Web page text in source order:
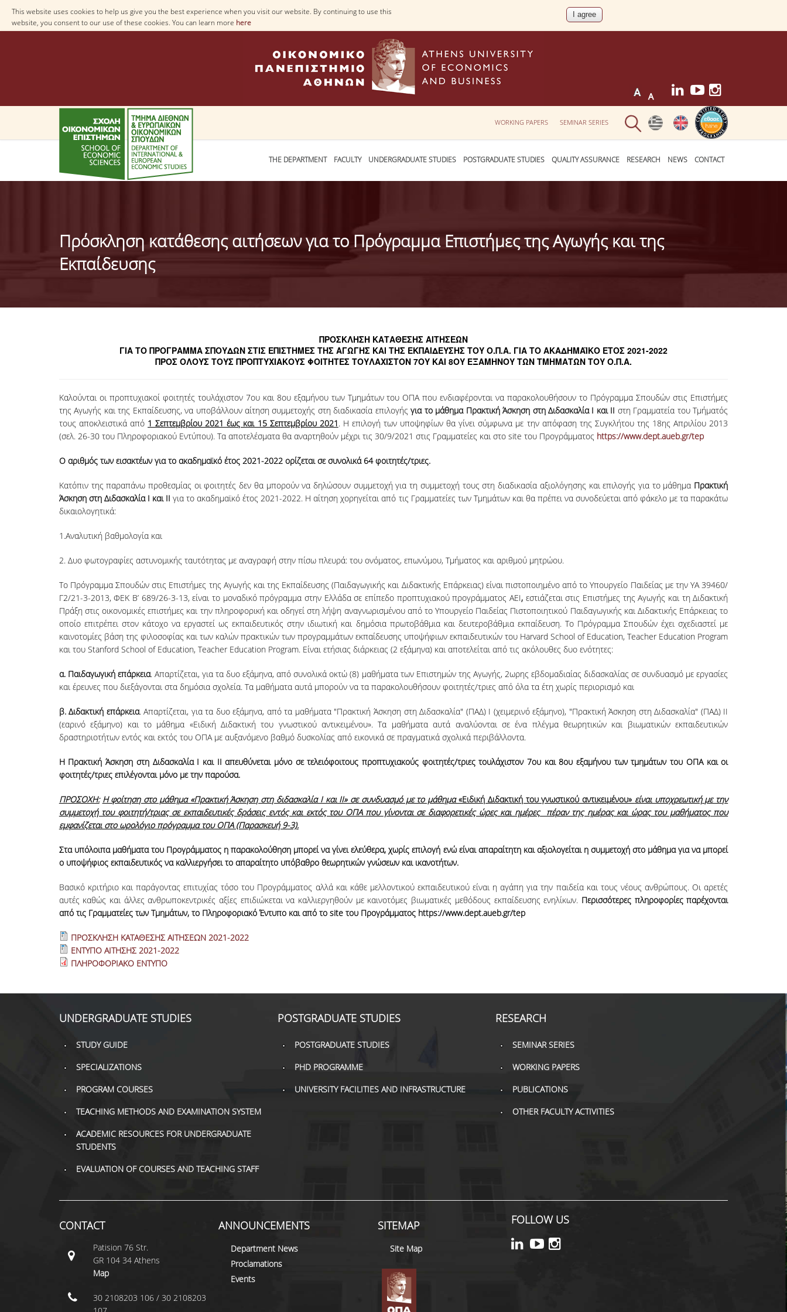
This website uses cookies to help us give you the best experience when you visit our website. By continuing to use this
website, you consent to our use of these cookies. You can learn more here
WORKING PAPERS SEMINAR SERIES
THE DEPARTMENT FACULTY UNDERGRADUATE STUDIES POSTGRADUATE STUDIES QUALITY ASSURANCE RESEARCH NEWS CONTACT
Πρόσκληση κατάθεσης αιτήσεων για το Πρόγραμμα Επιστήμες της Αγωγής και της
Εκπαίδευσης
ΠΡΟΣΚΛΗΣΗ ΚΑΤΑΘΕΣΗΣ ΑΙΤΗΣΕΩΝ
ΓΙΑ ΤΟ ΠΡΟΓΡΑΜΜΑ ΣΠΟΥΔΩΝ ΣΤΙΣ ΕΠΙΣΤΗΜΕΣ ΤΗΣ ΑΓΩΓΗΣ ΚΑΙ ΤΗΣ ΕΚΠΑΙΔΕΥΣΗΣ ΤΟΥ Ο.Π.Α. ΓΙΑ ΤΟ ΑΚΑΔΗΜΑΪΚΟ ΕΤΟΣ 2021-2022
ΠΡΟΣ ΟΛΟΥΣ ΤΟΥΣ ΠΡΟΠΤΥΧΙΑΚΟΥΣ ΦΟΙΤΗΤΕΣ ΤΟΥΛΑΧΙΣΤΟΝ 7ΟΥΚΑΙ 8ΟΥΕΞΑΜΗΝΟΥ ΤΩΝ ΤΜΗΜΑΤΩΝ ΤΟΥ Ο.Π.Α.
Καλούνται οι προπτυχιακοί φοιτητές τουλάχιστον 7ου και 8ου εξαμήνου των Τμημάτων του ΟΠΑ που ενδιαφέρονται να παρακολουθήσουν το Πρόγραμμα Σπουδών στις Επιστήμες
της Αγωγής και της Εκπαίδευσης, να υποβάλλουν αίτηση συμμετοχής στη διαδικασία επιλογήςγια το μάθημα Πρακτική Άσκηση στη Διδασκαλία Ι και ΙΙ στη Γραμματεία του Τμήματός
τους αποκλειστικά από 1 Σεπτεμβρίου 2021 έως και 15 Σεπτεμβρίου 2021. Η επιλογή των υποψηφίων θα γίνει σύμφωνα με την απόφαση της Συγκλήτου της 18ης Απριλίου 2013
(σελ. 26-30 του Πληροφοριακού Εντύπου). Τα αποτελέσματα θα αναρτηθούν μέχρι τις 30/9/2021 στις Γραμματείες και στο site του Προγράμματος https://www.dept.aueb.gr/tep
Ο αριθμός των εισακτέων για το ακαδημαϊκό έτος 2021-2022 ορίζεται σε συνολικά 64 φοιτητές/τριες.
Κατόπιν της παραπάνω προθεσμίας οι φοιτητές δεν θα μπορούν να δηλώσουν συμμετοχή για τη συμμετοχή τους στη διαδικασία αξιολόγησης και επιλογής για το μάθημα Πρακτική
Άσκηση στη Διδασκαλία Ι και ΙΙ για το ακαδημαϊκό έτος 2021-2022. Η αίτηση χορηγείται από τις Γραμματείες των Τμημάτων και θα πρέπει να συνοδεύεται από φάκελο με τα παρακάτω
δικαιολογητικά:
1.Αναλυτική βαθμολογία και
2. Δυο φωτογραφίες αστυνομικής ταυτότητας με αναγραφή στην πίσω πλευρά: του ονόματος, επωνύμου, Τμήματος και αριθμού μητρώου.
Το Πρόγραμμα Σπουδών στις Επιστήμες της Αγωγής και της Εκπαίδευσης (Παιδαγωγικής και Διδακτικής Επάρκειας) είναι πιστοποιημένο από το Υπουργείο Παιδείας με την ΥΑ 39460/
Γ2/21-3-2013, ΦΕΚ Β’ 689/26-3-13, είναι το μοναδικό πρόγραμμα στην Ελλάδα σε επίπεδο προπτυχιακού προγράμματος ΑΕΙ, εστιάζεται στις Επιστήμες της Αγωγής και τη Διδακτική
Πράξη στις οικονομικές επιστήμες και την πληροφορική και οδηγεί στη λήψη αναγνωρισμένου από το Υπουργείο Παιδείας Πιστοποιητικού Παιδαγωγικής και Διδακτικής Επάρκειας το
οποίο επιτρέπει στον κάτοχο να εργαστεί ως εκπαιδευτικός στην ιδιωτική και δημόσια πρωτοβάθμια και δευτεροβάθμια εκπαίδευση. Το Πρόγραμμα Σπουδών έχει σχεδιαστεί με
καινοτομίες βάση της φιλοσοφίας και των καλών πρακτικών των προγραμμάτων εκπαίδευσης υποψήφιων εκπαιδευτικών του Harvard School of Education, Teacher Education Program
και του Stanford School of Education, Teacher Education Program. Είναι ετήσιας διάρκειας (2 εξάμηνα) και αποτελείται από τις ακόλουθες δυο ενότητες:
α. Παιδαγωγική επάρκεια. Απαρτίζεται, για τα δυο εξάμηνα, από συνολικά οκτώ (8) μαθήματα των Επιστημών της Αγωγής, 2ωρης εβδομαδιαίας διδασκαλίας σε συνδυασμό με εργασίες
και έρευνες που διεξάγονται στα δημόσια σχολεία. Τα μαθήματα αυτά μπορούν να τα παρακολουθήσουν φοιτητές/τριες από όλα τα έτη χωρίς περιορισμό και
β. Διδακτική επάρκεια. Απαρτίζεται, για τα δυο εξάμηνα, από τα μαθήματα "Πρακτική Άσκηση στη Διδασκαλία" (ΠΑΔ) Ι (χειμερινό εξάμηνο), "Πρακτική Άσκηση στη Διδασκαλία" (ΠΑΔ) ΙΙ
(εαρινό εξάμηνο) και το μάθημα «Ειδική Διδακτική του γνωστικού αντικειμένου». Τα μαθήματα αυτά αναλύονται σε ένα πλέγμα θεωρητικών και βιωματικών εκπαιδευτικών
δραστηριοτήτων εντός και εκτός του ΟΠΑ με αυξανόμενο βαθμό δυσκολίας από εικονικά σε πραγματικά σχολικά περιβάλλοντα.
Η Πρακτική Άσκηση στη Διδασκαλία Ι και ΙΙ απευθύνεται μόνο σε τελειόφοιτους προπτυχιακούς φοιτητές/τριες τουλάχιστον 7ου και 8ου εξαμήνου των τμημάτων του ΟΠΑ και οι
φοιτητές/τριες επιλέγονται μόνο με την παρούσα.
ΠΡΟΣΟΧΗ: Η φοίτηση στο μάθημα «Πρακτική Άσκηση στη διδασκαλία Ι και ΙΙ» σε συνδυασμό με το μάθημα«Ειδική Διδακτική του γνωστικού αντικειμένου» είναι υποχρεωτική με την
συμμετοχή του φοιτητή/τριας σε εκπαιδευτικές δράσεις εντός και εκτός του ΟΠΑ που γίνονται σε διαφορετικές ώρες και ημέρες πέραν της ημέρας και ώρας του μαθήματος που
εμφανίζεται στο ωρολόγιο πρόγραμμα του ΟΠΑ (Παρασκευή 9-3).
Στα υπόλοιπα μαθήματα του Προγράμματος η παρακολούθηση μπορεί να γίνει ελεύθερα, χωρίς επιλογή ενώ είναι απαραίτητη και αξιολογείται η συμμετοχή στο μάθημα για να μπορεί
ο υποψήφιος εκπαιδευτικός να καλλιεργήσει το απαραίτητο υπόβαθρο θεωρητικών γνώσεων και ικανοτήτων.
Βασικό κριτήριο και παράγοντας επιτυχίας τόσο του Προγράμματος αλλά και κάθε μελλοντικού εκπαιδευτικού είναι η αγάπη για την παιδεία και τους νέους ανθρώπους. Οι αρετές
αυτές καθώς και άλλες ανθρωποκεντρικές αξίες επιδιώκεται να καλλιεργηθούν με καινοτόμες βιωματικές μεθόδους εκπαίδευσης ενηλίκων. Περισσότερες πληροφορίες παρέχονται
από τις Γραμματείες των Τμημάτων, το Πληροφοριακό Έντυπο και από το site του Προγράμματος https://www.dept.aueb.gr/tep
ΠΡΟΣΚΛΗΣΗ ΚΑΤΑΘΕΣΗΣ ΑΙΤΗΣΕΩΝ 2021-2022
ΕΝΤΥΠΟ ΑΙΤΗΣΗΣ 2021-2022
ΠΛΗΡΟΦΟΡΙΑΚΟ ΕΝΤΥΠΟ
UNDERGRADUATE STUDIES
STUDY GUIDE
SPECIALIZATIONS
PROGRAM COURSES
TEACHING METHODS AND EXAMINATION SYSTEM
ACADEMIC RESOURCES FOR UNDERGRADUATE
STUDENTS
EVALUATION OF COURSES AND TEACHING STAFF
POSTGRADUATE STUDIES
POSTGRADUATE STUDIES
PHD PROGRAMME
UNIVERSITY FACILITIES AND INFRASTRUCTURE
RESEARCH
SEMINAR SERIES
WORKING PAPERS
PUBLICATIONS
OTHER FACULTY ACTIVITIES
CONTACT
Patision 76 Str.
GR 104 34 Athens
Map
30 2108203 106 / 30 2108203
ANNOUNCEMENTS
Department News
Proclamations
Events
SITEMAP
Site Map
FOLLOW US